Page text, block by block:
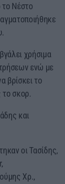
το Νέστο
χρήσιμα
ενώ με
βρίσκει το
το σκορ.
και
οι Τασίδης,
Χρ.,